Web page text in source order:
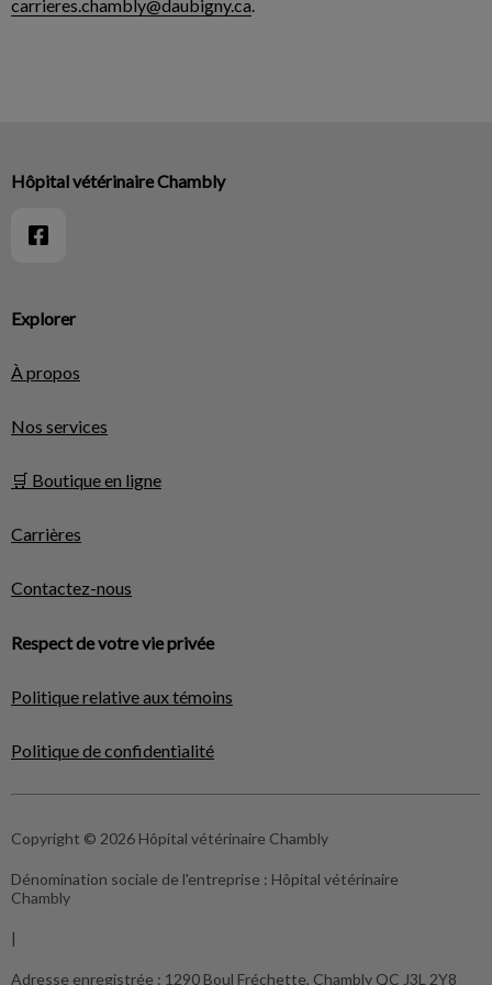
carrieres.chambly@daubigny.ca.
Explorer
À propos
Nos services
🛒 Boutique en ligne
Carrières
Contactez-nous
Respect de votre vie privée
Politique relative aux témoins
Politique de confidentialité
Hôpital vétérinaire Chambly
Copyright © 2026 Hôpital vétérinaire Chambly
Dénomination sociale de l'entreprise : Hôpital vétérinaire
Chambly
|
Adresse enregistrée : 1290 Boul Fréchette, Chambly QC J3L 2Y8